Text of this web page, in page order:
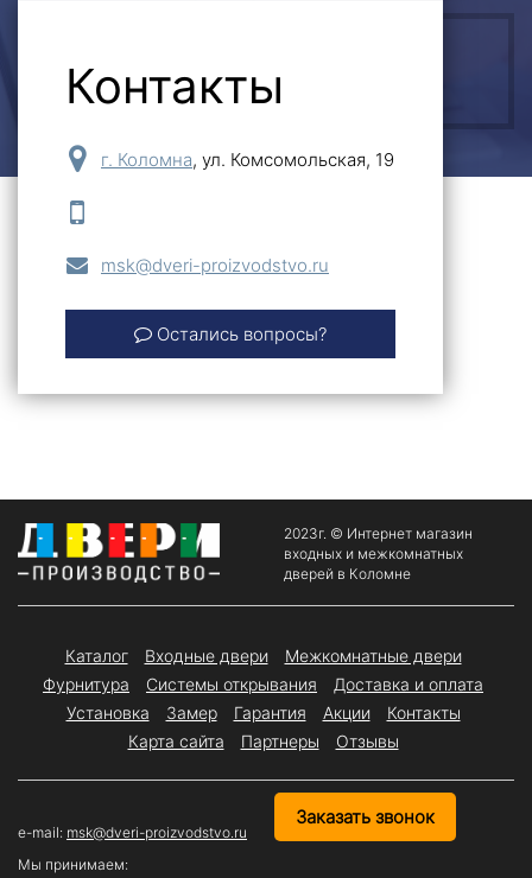
ОСТАВИТЬ ЗАЯВКУ
Контакты
г. Коломна, ул. Комсомольская, 19
msk@dveri-proizvodstvo.ru
Остались вопросы?
2023г. © Интернет магазин
входных и межкомнатных
дверей в Коломне
Каталог Входные двери
Межкомнатные двери
Фурнитура
Системы открывания
Доставка и оплата
Установка
Замер Гарантия Акции
Контакты
Карта сайта
Партнеры Отзывы
e-mail: msk@dveri-proizvodstvo.ru
Заказать звонок
Мы принимаем: